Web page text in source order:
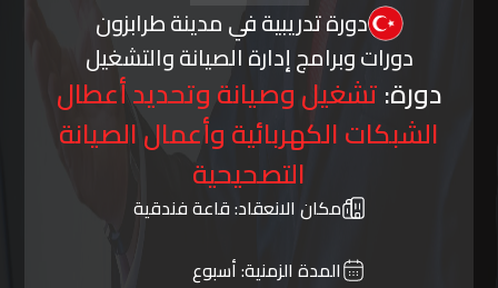
دورة تدريبية في مدينة طرابزون
دورات وبرامج إدارة الصيانة والتشغيل
دورة:تشغيل وصيانة وتحديد أعطال
الشبكات الكهربائية وأعمال الصيانة
التصحيحية
مكان الانعقاد:قاعة فندقية
المدة الزمنية:أسبوع